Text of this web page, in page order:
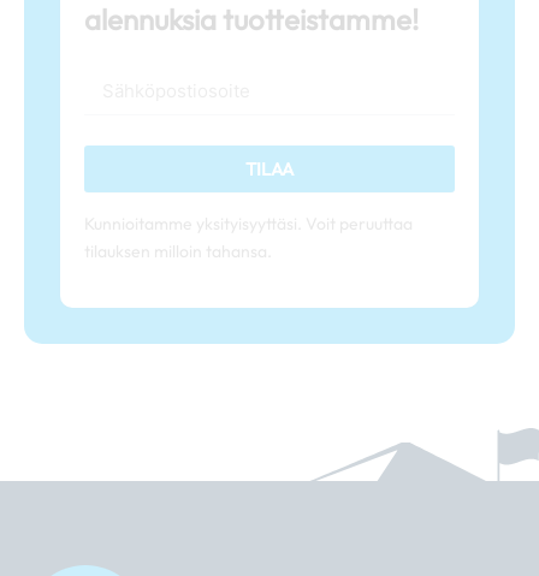
alennuksia tuotteistamme!
TILAA